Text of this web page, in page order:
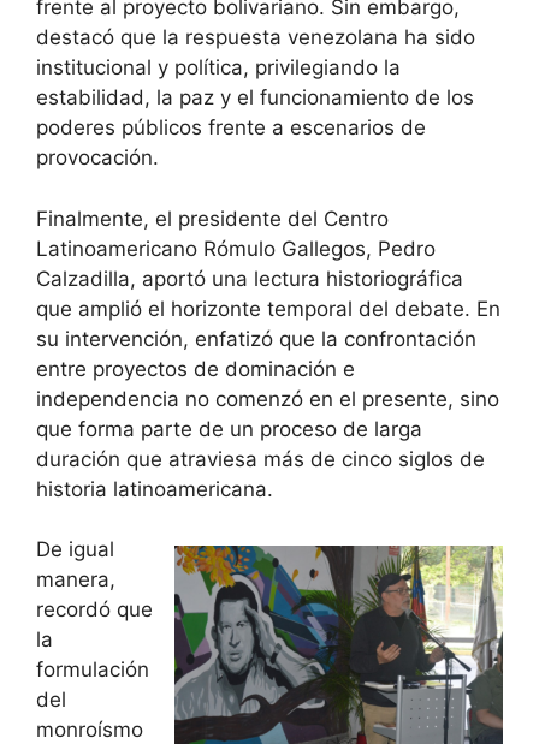
frente al proyecto bolivariano. Sin embargo,
destacó que la respuesta venezolana ha sido
institucional y política, privilegiando la
estabilidad, la paz y el funcionamiento de los
poderes públicos frente a escenarios de
provocación.
Finalmente, el presidente del Centro
Latinoamericano Rómulo Gallegos, Pedro
Calzadilla, aportó una lectura historiográfica
que amplió el horizonte temporal del debate. En
su intervención, enfatizó que la confrontación
entre proyectos de dominación e
independencia no comenzó en el presente, sino
que forma parte de un proceso de larga
duración que atraviesa más de cinco siglos de
historia latinoamericana.
De igual
manera,
recordó que
la
formulación
del
monroísmo